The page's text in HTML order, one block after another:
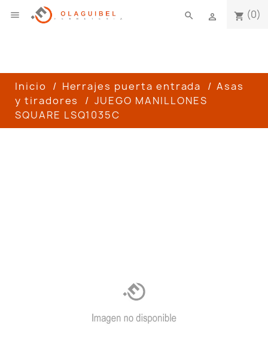
 shopping_cart (0)

search
Inicio Herrajes puerta entrada
Asas
y tiradores
JUEGO MANILLONES
SQUARE LSQ1035C